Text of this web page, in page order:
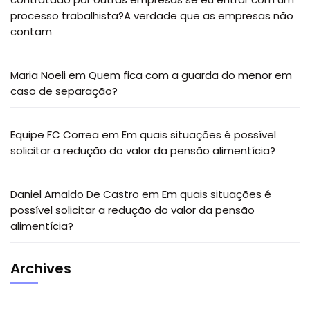
processo trabalhista?A verdade que as empresas não
contam
Maria Noeliem Quem fica com a guarda do menor em
caso de separação?
Equipe FC Correa em Em quais situações é possível
solicitar a redução do valor da pensão alimentícia?
Daniel Arnaldo De Castro em Em quais situações é
possível solicitar a redução do valor da pensão
alimentícia?
Archives